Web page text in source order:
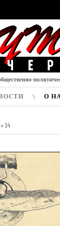
О
» 14